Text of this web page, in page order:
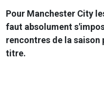
Pour Manchester City
faut absolument
rencontres de la saison
titre.